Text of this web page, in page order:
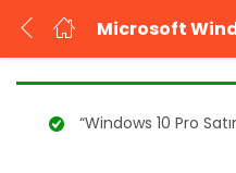
GIRIŞ YAP
Kullanıcı adınızı ve şifrenizi
“Windows 10 Pro